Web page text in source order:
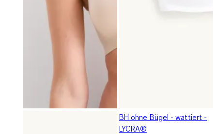
BH ohne Bügel - wattiert -
LYCRA®